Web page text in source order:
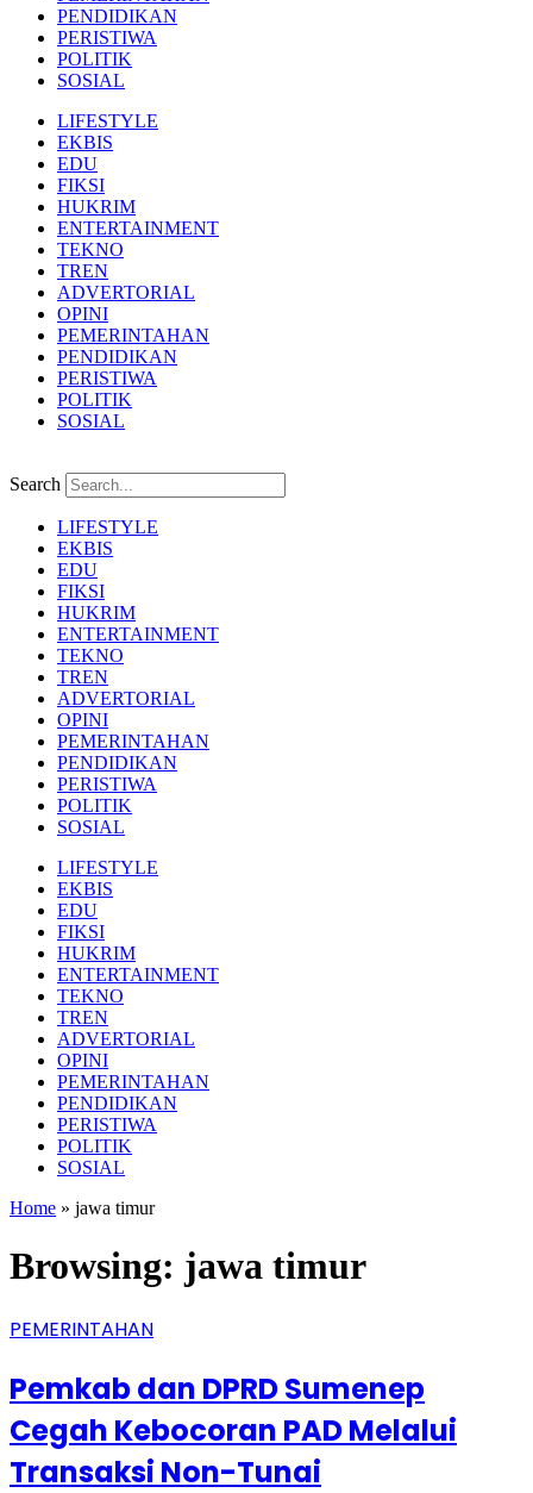
PENDIDIKAN
PERISTIWA
POLITIK
SOSIAL
LIFESTYLE
EKBIS
EDU
FIKSI
HUKRIM
ENTERTAINMENT
TEKNO
TREN
ADVERTORIAL
OPINI
PEMERINTAHAN
PENDIDIKAN
PERISTIWA
POLITIK
SOSIAL
Search
LIFESTYLE
EKBIS
EDU
FIKSI
HUKRIM
ENTERTAINMENT
TEKNO
TREN
ADVERTORIAL
OPINI
PEMERINTAHAN
PENDIDIKAN
PERISTIWA
POLITIK
SOSIAL
LIFESTYLE
EKBIS
EDU
FIKSI
HUKRIM
ENTERTAINMENT
TEKNO
TREN
ADVERTORIAL
OPINI
PEMERINTAHAN
PENDIDIKAN
PERISTIWA
POLITIK
SOSIAL
Home » jawa timur
Browsing: jawa timur
PEMERINTAHAN
Pemkab dan DPRD Sumenep
Cegah Kebocoran PAD Melalui
Transaksi Non-Tunai